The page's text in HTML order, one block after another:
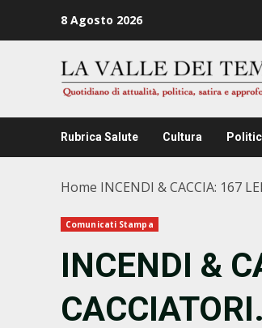
8 Agosto 2026
Rubrica Salute Cultura
Home INCENDI & CACCIA: 167
Comunicati Stampa
INCENDI &